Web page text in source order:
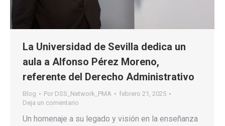
La Universidad de Sevilla dedica un
aula a Alfonso Pérez Moreno,
referente del Derecho Administrativo
Blog Por DSS_Network_PMA
febrero 21, 2025
Deja un comentario
Un homenaje a su legado y visión en la enseñanza